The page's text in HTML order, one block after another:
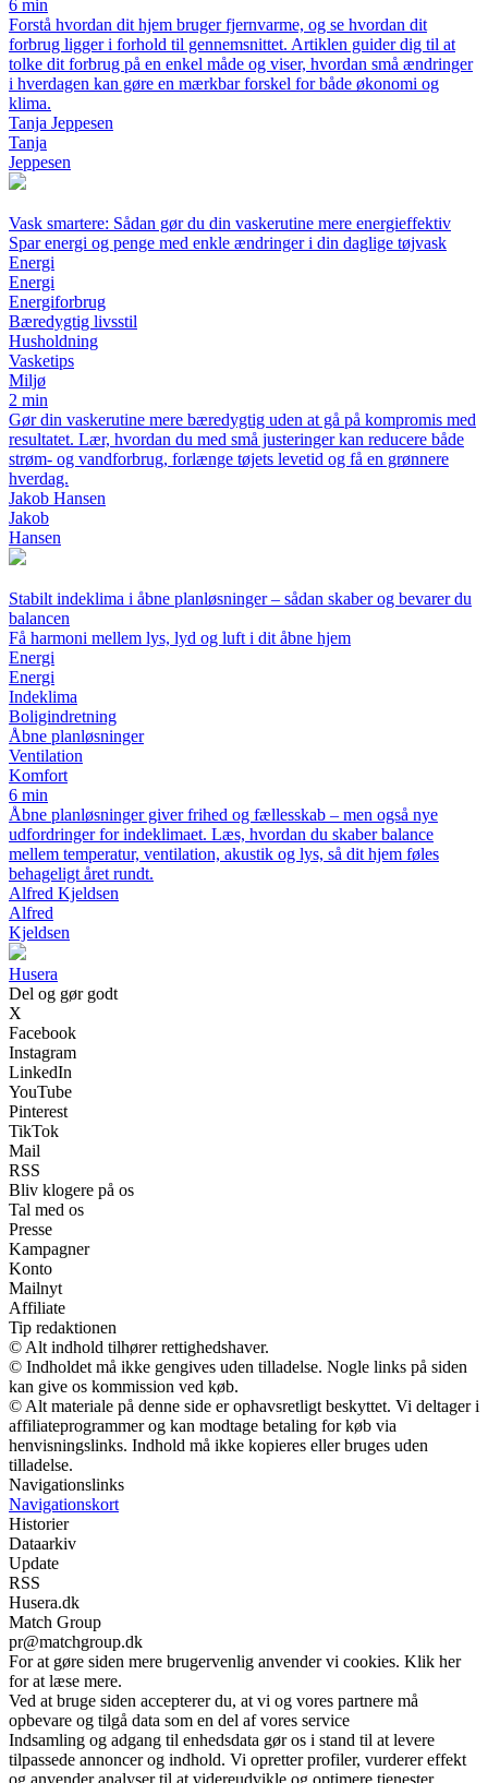
6 min
Forstå hvordan dit hjem bruger fjernvarme, og se hvordan dit
forbrug ligger i forhold til gennemsnittet. Artiklen guider dig til at
tolke dit forbrug på en enkel måde og viser, hvordan små ændringer
i hverdagen kan gøre en mærkbar forskel for både økonomi og
klima.
Tanja Jeppesen
Tanja
Jeppesen
Vask smartere: Sådan gør du din vaskerutine mere energieffektiv
Spar energi og penge med enkle ændringer i din daglige tøjvask
Energi
Energi
Energiforbrug
Bæredygtig livsstil
Husholdning
Vasketips
Miljø
2 min
Gør din vaskerutine mere bæredygtig uden at gå på kompromis med
resultatet. Lær, hvordan du med små justeringer kan reducere både
strøm- og vandforbrug, forlænge tøjets levetid og få en grønnere
hverdag.
Jakob Hansen
Jakob
Hansen
Stabilt indeklima i åbne planløsninger – sådan skaber og bevarer du
balancen
Få harmoni mellem lys, lyd og luft i dit åbne hjem
Energi
Energi
Indeklima
Boligindretning
Åbne planløsninger
Ventilation
Komfort
6 min
Åbne planløsninger giver frihed og fællesskab – men også nye
udfordringer for indeklimaet. Læs, hvordan du skaber balance
mellem temperatur, ventilation, akustik og lys, så dit hjem føles
behageligt året rundt.
Alfred Kjeldsen
Alfred
Kjeldsen
Husera
Del og gør godt
X
Facebook
Instagram
LinkedIn
YouTube
Pinterest
TikTok
Mail
RSS
Bliv klogere på os
Tal med os
Presse
Kampagner
Konto
Mailnyt
Affiliate
Tip redaktionen
© Alt indhold tilhører rettighedshaver.
© Indholdet må ikke gengives uden tilladelse. Nogle links på siden
kan give os kommission ved køb.
© Alt materiale på denne side er ophavsretligt beskyttet. Vi deltager i
affiliateprogrammer og kan modtage betaling for køb via
henvisningslinks. Indhold må ikke kopieres eller bruges uden
tilladelse.
Navigationslinks
Navigationskort
Historier
Dataarkiv
Update
RSS
Husera.dk
Match Group
pr@matchgroup.dk
For at gøre siden mere brugervenlig anvender vi cookies. Klik her
for at læse mere.
Ved at bruge siden accepterer du, at vi og vores partnere må
opbevare og tilgå data som en del af vores service
Indsamling og adgang til enhedsdata gør os i stand til at levere
tilpassede annoncer og indhold. Vi opretter profiler, vurderer effekt
og anvender analyser til at videreudvikle og optimere tjenester